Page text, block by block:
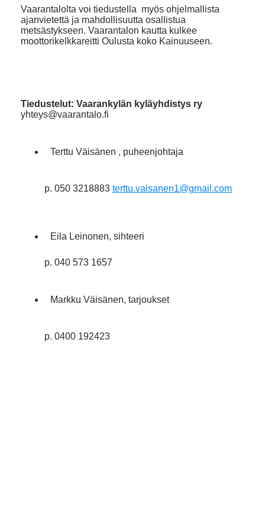
Vaarantalolta voi tiedustella myös ohjelmallista
ajanvietettä ja mahdollisuutta osallistua
metsästykseen. Vaarantalon kautta kulkee
moottorikelkkareitti Oulusta koko Kainuuseen.
Tiedustelut: Vaarankylän kyläyhdistys ry
yhteys@vaarantalo.fi
Terttu Väisänen , puheenjohtaja
p. 050 3218883 terttu.vaisanen1@gmail.com
Eila Leinonen, sihteeri
p. 040 573 1657
Markku Väisänen, tarjoukset
p. 0400 192423